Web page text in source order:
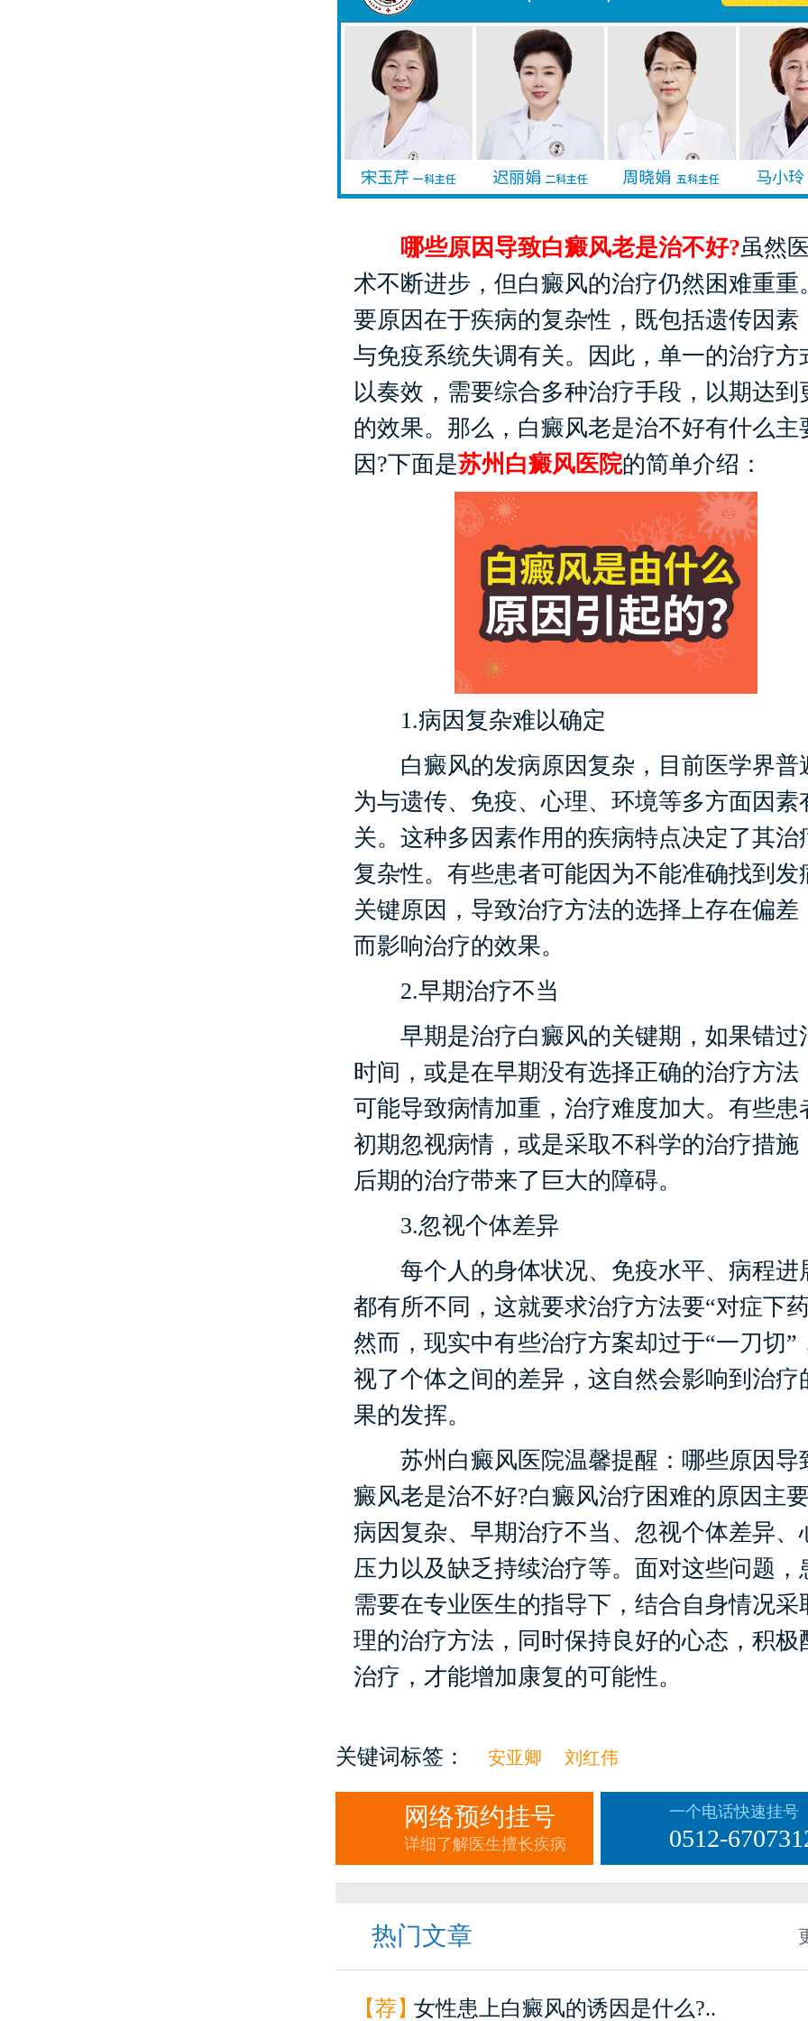
哪些原因导致白癜风老是治不好?虽然
术不断进步，但白癜风的治疗仍然困难重重
要原因在于疾病的复杂性，既包括遗传因素
与免疫系统失调有关。因此，单一的治疗方
以奏效，需要综合多种治疗手段，以期达到
的效果。那么，白癜风老是治不好有什么主
因?下面是苏州白癜风医院的简单介绍：
1.病因复杂难以确定
白癜风的发病原因复杂，目前医学界普
为与遗传、免疫、心理、环境等多方面因素
关。这种多因素作用的疾病特点决定了其治
复杂性。有些患者可能因为不能准确找到发
关键原因，导致治疗方法的选择上存在偏差
而影响治疗的效果。
2.早期治疗不当
早期是治疗白癜风的关键期，如果错过
时间，或是在早期没有选择正确的治疗方法
可能导致病情加重，治疗难度加大。有些患
初期忽视病情，或是采取不科学的治疗措施
后期的治疗带来了巨大的障碍。
3.忽视个体差异
每个人的身体状况、免疫水平、病程进
都有所不同，这就要求治疗方法要“对症下药
然而，现实中有些治疗方案却过于“一刀切”
视了个体之间的差异，这自然会影响到治疗
果的发挥。
苏州白癜风医院温馨提醒：哪些原因导
癜风老是治不好?白癜风治疗困难的原因主
病因复杂、早期治疗不当、忽视个体差异、
压力以及缺乏持续治疗等。面对这些问题，
需要在专业医生的指导下，结合自身情况采
理的治疗方法，同时保持良好的心态，积极
治疗，才能增加康复的可能性。
关键词标签： 安亚卿 刘红伟
网络预约挂号
详细了解医生擅长疾病
一个电话快速挂号
0512-
热门文章
【荐】女性患上白癜风的诱因是什么?..